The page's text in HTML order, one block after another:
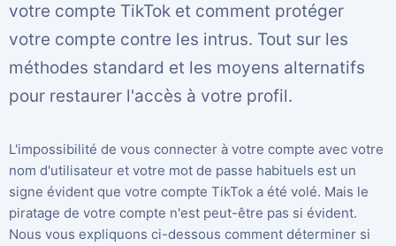
日本
Portuguese (Brazil)
Italiano
Türkçe
SUIVRE TIKTOK
Application de suivi
GÉNÉRATEUR D'ABONNÉS TIKTOK
Questions
Programme d'affiliation
Caractéristiques
Commentaires
votre compte TikTok et comment protéger
votre compte contre les intrus. Tout sur les
méthodes standard et les moyens alternatifs
pour restaurer l'accès à votre profil.
L'impossibilité de vous connecter à votre compte avec votre
nom d'utilisateur et votre mot de passe habituels est un
signe évident que votre compte TikTok a été volé. Mais le
piratage de votre compte n'est peut-être pas si évident.
Nous vous expliquons ci-dessous comment déterminer si